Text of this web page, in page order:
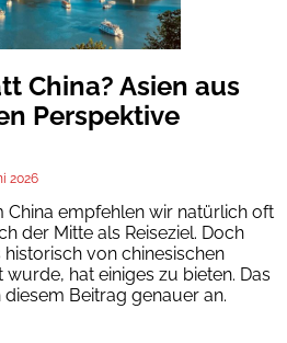
China? Asien aus
Perspektive
2026
China empfehlen wir natürlich oft
der Mitte als Reiseziel. Doch
von chinesischen
hat einiges zu bieten. Das
Beitrag genauer an.